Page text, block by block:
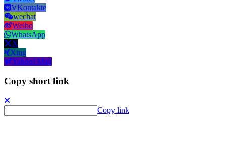
VKontakte
wechat
Weibo
WhatsApp
X
Xing
Yahoo! Mail
Copy short link
Copy link